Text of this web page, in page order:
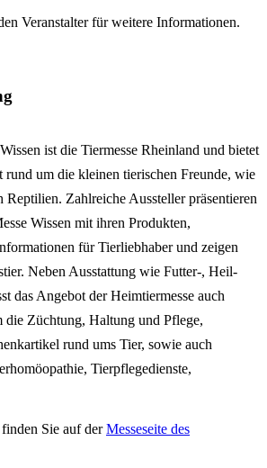
Veranstalter für weitere Informationen.
ist die Tiermesse Rheinland und bietet
rund um die kleinen tierischen Freunde, wie
Reptilien. Zahlreiche Aussteller präsentieren
Wissen mit ihren Produkten,
für Tierliebhaber und zeigen
Neben Ausstattung wie Futter-, Heil-
das Angebot der Heimtiermesse auch
die Züchtung, Haltung und Pflege,
rund ums Tier, sowie auch
Tierpflegedienste,
Fachliteratur. Verschiedene
Sie auf derMesseseite des